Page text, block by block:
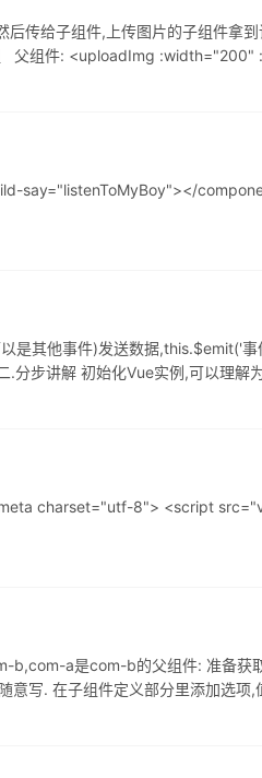
传给子组件,上传图片的子组件拿
父组件: <uploadImg
say="listenToMyBoy"></
是其他事件)发送数据,this.$emit('
步讲解 初始化Vue实例,可以理解
charset="utf-8"> <script
b,com-a是com-b的父组件: 准备获
写. 在子组件定义部分里添加选项,